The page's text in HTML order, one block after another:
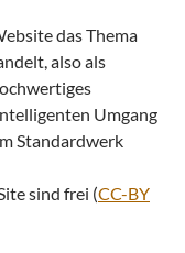
das Thema
also als
Umgang
Standardwerk
sind frei (CC-BY